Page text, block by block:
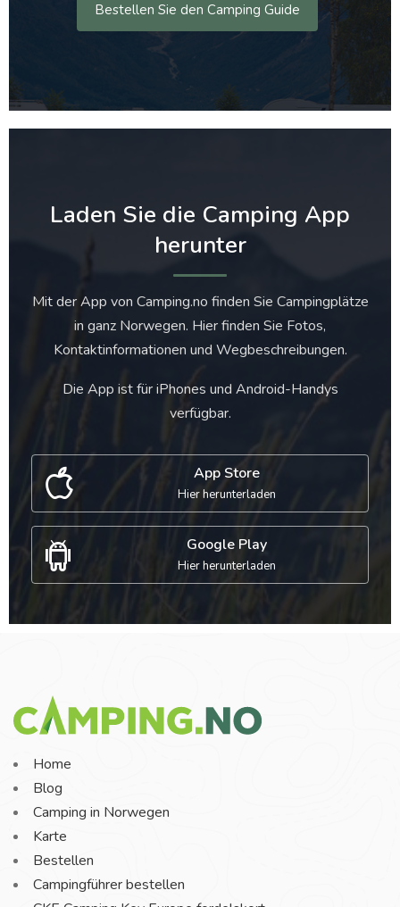
Bestellen Sie den Camping Guide
Laden Sie die Camping App
herunter
Mit der App von Camping.no finden Sie Campingplätze
in ganz Norwegen. Hier finden Sie Fotos,
Kontaktinformationen und Wegbeschreibungen.
Die App ist für iPhones und Android-Handys
verfügbar.
App Store
Hier herunterladen
Google Play
Hier herunterladen
Home
Blog
Camping in Norwegen
Karte
Bestellen
Campingführer bestellen